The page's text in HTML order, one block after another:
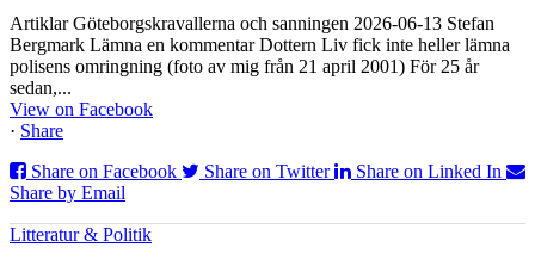
Artiklar Göteborgskravallerna och sanningen 2026-06-13 Stefan
Bergmark Lämna en kommentar Dottern Liv fick inte heller lämna
polisens omringning (foto av mig från 21 april 2001) För 25 år
sedan,...
View on Facebook
· Share
Share on Facebook
Share on Twitter
Share on Linked In
Share by Email
Litteratur & Politik